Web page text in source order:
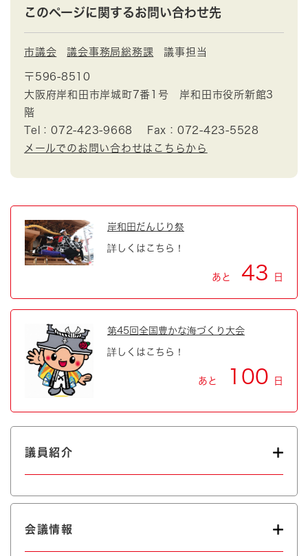
このページに関するお問い合わせ先
市議会 議会事務局総務課 議事担当
〒596-8510
大阪府岸和田市岸城町7番1号 岸和田市役所新館3
階
Tel：072-423-9668
Fax：072-423-5528
メールでのお問い合わせはこちらから
岸和田だんじり祭
詳しくはこちら！
あと 43 日
第45回全国豊かな海づくり大会
詳しくはこちら！
あと 100 日
議員紹介
会議情報